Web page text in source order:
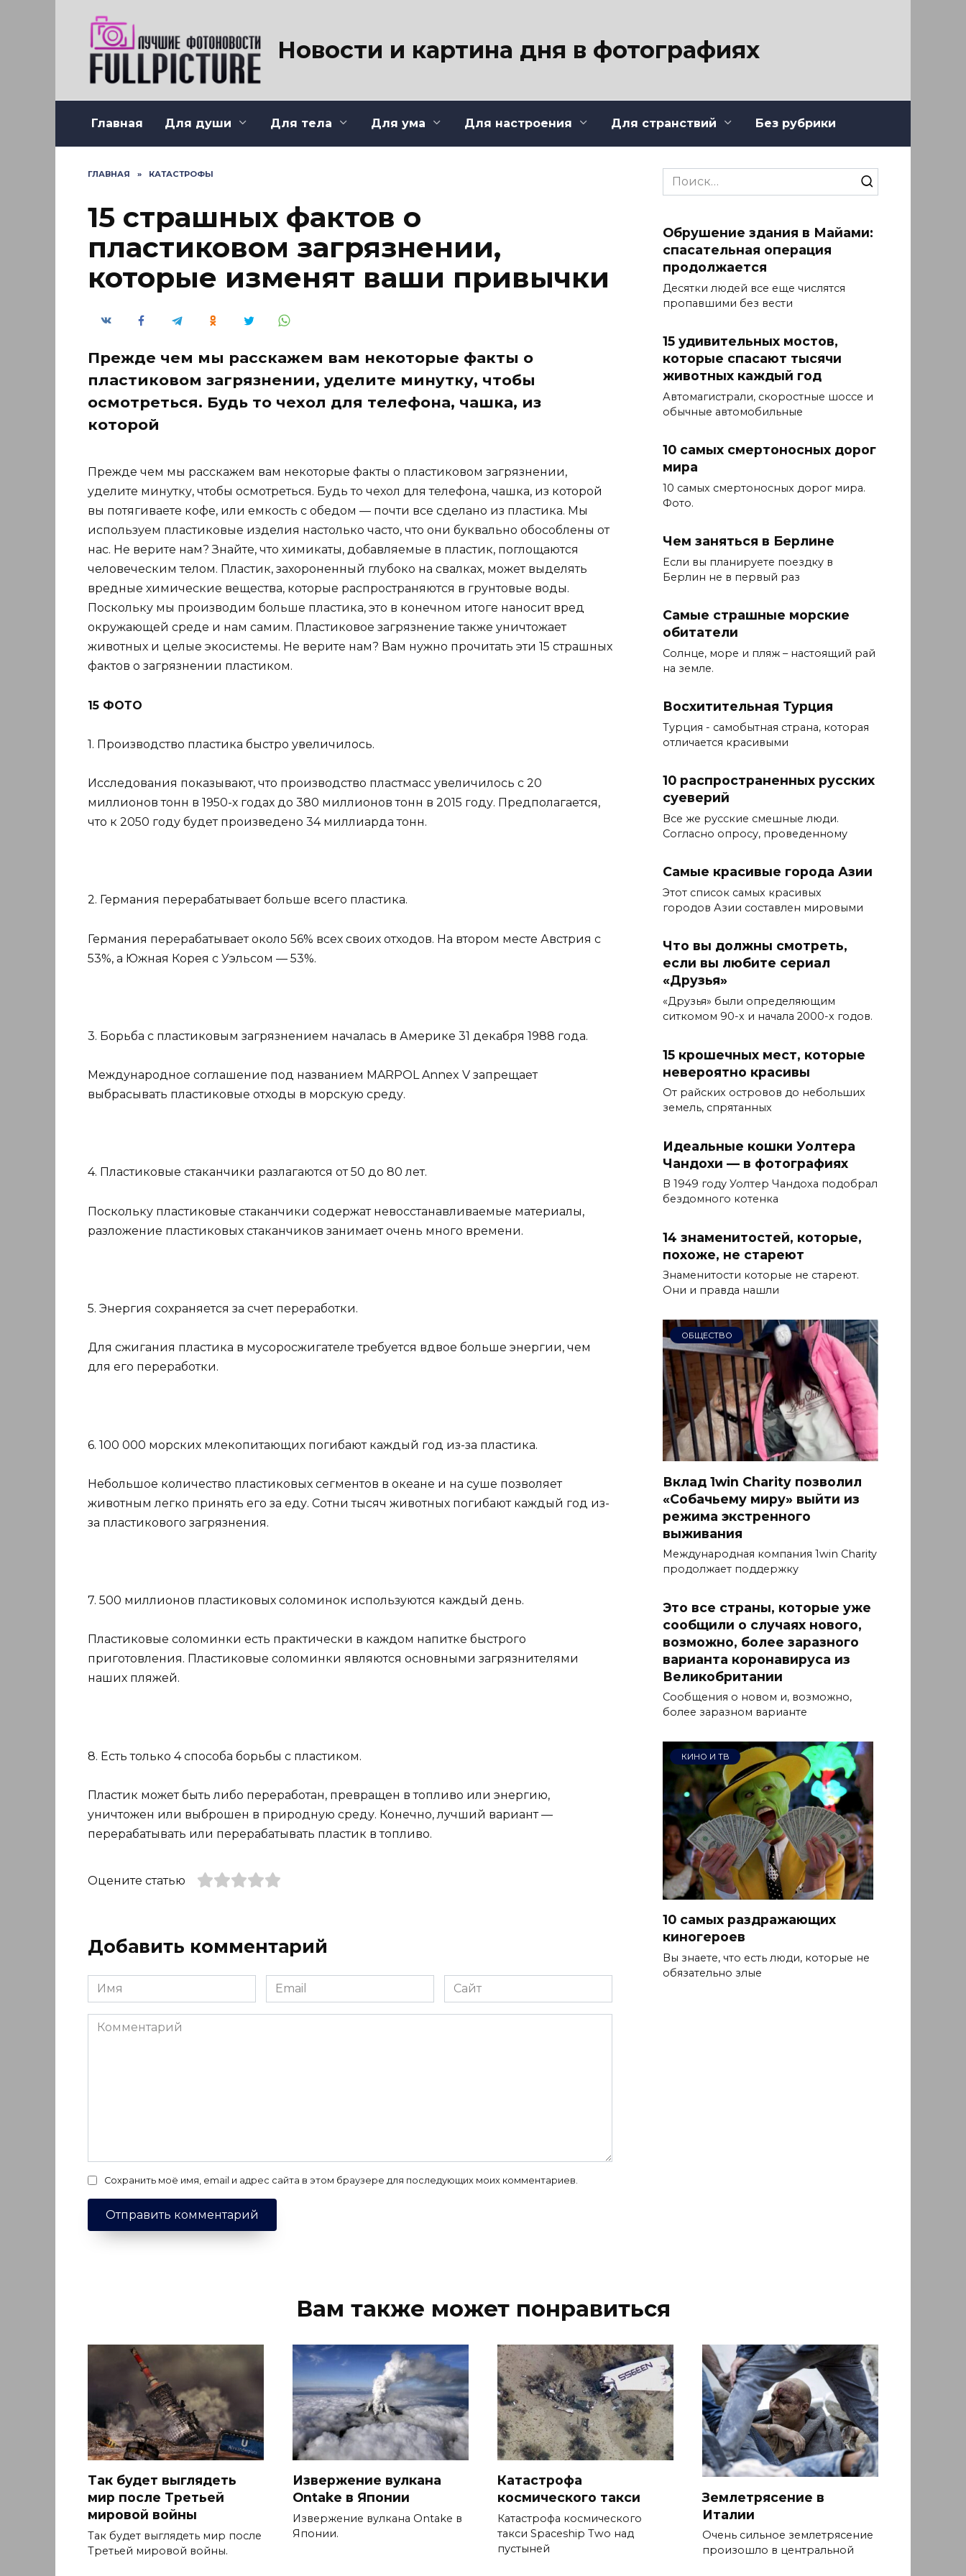
Новости и картина дня в фотографиях
Главная Для души Для тела Для ума Для настроения Для странствий Без рубрики
ГЛАВНАЯ » КАТАСТРОФЫ
15 страшных фактов о
пластиковом загрязнении,
которые изменят ваши привычки
Прежде чем мы расскажем вам некоторые факты о
пластиковом загрязнении, уделите минутку, чтобы
осмотреться. Будь то чехол для телефона, чашка, из
которой
Прежде чем мы расскажем вам некоторые факты о пластиковом загрязнении,
уделите минутку, чтобы осмотреться. Будь то чехол для телефона, чашка, из которой
вы потягиваете кофе, или емкость с обедом — почти все сделано из пластика. Мы
используем пластиковые изделия настолько часто, что они буквально обособлены от
нас. Не верите нам? Знайте, что химикаты, добавляемые в пластик, поглощаются
человеческим телом. Пластик, захороненный глубоко на свалках, может выделять
вредные химические вещества, которые распространяются в грунтовые воды.
Поскольку мы производим больше пластика, это в конечном итоге наносит вред
окружающей среде и нам самим. Пластиковое загрязнение также уничтожает
животных и целые экосистемы. Не верите нам? Вам нужно прочитать эти 15 страшных
фактов о загрязнении пластиком.
15 ФОТО
1. Производство пластика быстро увеличилось.
Исследования показывают, что производство пластмасс увеличилось с 20
миллионов тонн в 1950-х годах до 380 миллионов тонн в 2015 году. Предполагается,
что к 2050 году будет произведено 34 миллиарда тонн.
2. Германия перерабатывает больше всего пластика.
Германия перерабатывает около 56% всех своих отходов. На втором месте Австрия с
53%, а Южная Корея с Уэльсом — 53%.
3. Борьба с пластиковым загрязнением началась в Америке 31 декабря 1988 года.
Международное соглашение под названием MARPOL Annex V запрещает
выбрасывать пластиковые отходы в морскую среду.
4. Пластиковые стаканчики разлагаются от 50 до 80 лет.
Поскольку пластиковые стаканчики содержат невосстанавливаемые материалы,
разложение пластиковых стаканчиков занимает очень много времени.
5. Энергия сохраняется за счет переработки.
Для сжигания пластика в мусоросжигателе требуется вдвое больше энергии, чем
для его переработки.
6. 100 000 морских млекопитающих погибают каждый год из-за пластика.
Небольшое количество пластиковых сегментов в океане и на суше позволяет
животным легко принять его за еду. Сотни тысяч животных погибают каждый год из-
за пластикового загрязнения.
7. 500 миллионов пластиковых соломинок используются каждый день.
Пластиковые соломинки есть практически в каждом напитке быстрого
приготовления. Пластиковые соломинки являются основными загрязнителями
наших пляжей.
8. Есть только 4 способа борьбы с пластиком.
Пластик может быть либо переработан, превращен в топливо или энергию,
уничтожен или выброшен в природную среду. Конечно, лучший вариант —
перерабатывать или перерабатывать пластик в топливо.
Оцените статью
Добавить комментарий
Имя
*
Email
*
Сайт
Комментарий
Сохранить моё имя, email и адрес сайта в этом браузере для последующих моих комментариев.
Search
for:
Обрушение здания в Майами:
спасательная операция
продолжается
Десятки людей все еще числятся
пропавшими без вести
15 удивительных мостов,
которые спасают тысячи
животных каждый год
Автомагистрали, скоростные шоссе и
обычные автомобильные
10 самых смертоносных дорог
мира
10 самых смертоносных дорог мира.
Фото.
Чем заняться в Берлине
Если вы планируете поездку в
Берлин не в первый раз
Самые страшные морские
обитатели
Солнце, море и пляж – настоящий рай
на земле.
Восхитительная Турция
Турция - самобытная страна, которая
отличается красивыми
10 распространенных русских
суеверий
Все же русские смешные люди.
Согласно опросу, проведенному
Самые красивые города Азии
Этот список самых красивых
городов Азии составлен мировыми
Что вы должны смотреть,
если вы любите сериал
«Друзья»
«Друзья» были определяющим
ситкомом 90-х и начала 2000-х годов.
15 крошечных мест, которые
невероятно красивы
От райских островов до небольших
земель, спрятанных
Идеальные кошки Уолтера
Чандохи — в фотографиях
В 1949 году Уолтер Чандоха подобрал
бездомного котенка
14 знаменитостей, которые,
похоже, не стареют
Знаменитости которые не стареют.
Они и правда нашли
ОБЩЕСТВО
Вклад 1win Charity позволил
«Собачьему миру» выйти из
режима экстренного
выживания
Международная компания 1win Charity
продолжает поддержку
Это все страны, которые уже
сообщили о случаях нового,
возможно, более заразного
варианта коронавируса из
Великобритании
Сообщения о новом и, возможно,
более заразном варианте
КИНО И ТВ
10 самых раздражающих
киногероев
Вы знаете, что есть люди, которые не
обязательно злые
Вам также может понравиться
Так будет выглядеть
мир после Третьей
мировой войны
Так будет выглядеть мир после
Третьей мировой войны.
Извержение вулкана
Ontake в Японии
Извержение вулкана Ontake в
Японии.
Катастрофа
космического такси
Катастрофа космического
такси Spaceship Two над
пустыней
Землетрясение в
Италии
Очень сильное землетрясение
произошло в центральной